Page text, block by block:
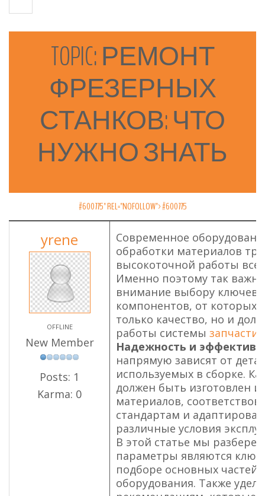
TOPIC:РЕМОНТ
ФРЕЗЕРНЫХ
СТАНКОВ:ЧТО
НУЖНОЗНАТЬ
#600775" REL="NOFOLLOW">#600775
yrene
OFFLINE
New Member
Posts: 1
Karma: 0
Современное
обработки материалов
высокоточной работы
Именно поэтому так
внимание выбору
компонентов, от которых
только качество, но и
работы системы запчасти
Надежность и
напрямую зависят от
используемых в сборке.
должен быть изготовлен
материалов,
стандартам и
различные условия
В этой статье мы
параметры являются
подборе основных частей
оборудования. Также